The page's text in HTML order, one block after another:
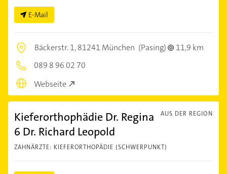
E-Mail
Bäckerstr. 1,81241 München (Pasing)
11,9 km
089 8 96 02 70
Webseite
AUS DER REGION
Kieferorthophädie Dr. Regina
6 Dr. Richard Leopold
ZAHNÄRZTE: KIEFERORTHOPÄDIE (SCHWERPUNKT)